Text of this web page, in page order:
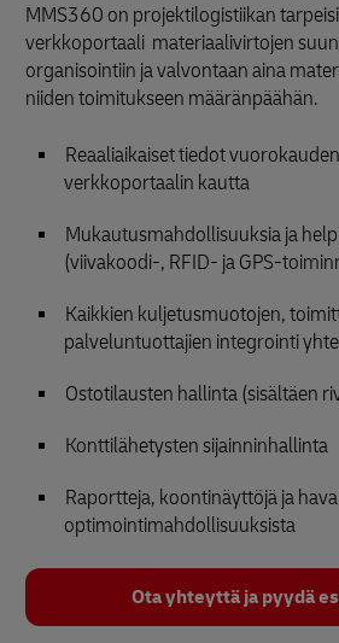
MMS360 on projektilogistiikan
verkkoportaali materiaalivirtojen
organisointiin ja valvontaan aina
niiden toimitukseen määränpäähän.
Reaaliaikaiset tiedot
verkkoportaalin kautta
Mukautusmahdollisuuksia ja
(viivakoodi-, RFID- ja GPS-
Kaikkien kuljetusmuotojen,
palveluntuottajien integrointi
Ostotilausten hallinta (sisältäen
Konttilähetysten sijainninhallinta
Raportteja, koontinäyttöjä ja
optimointimahdollisuuksista
Ota yhteyttä ja pyydä